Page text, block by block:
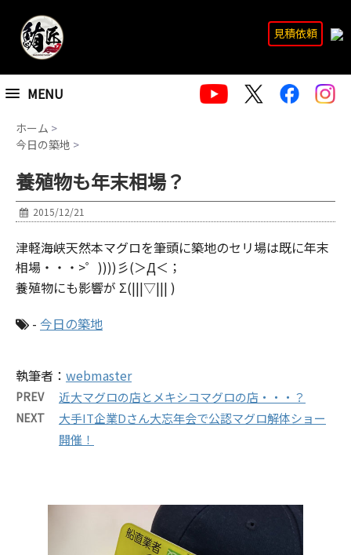
MENU
見積依頼
ホーム >
今日の築地 >
養殖物も年末相場？
2015/12/21
津軽海峡天然本マグロを筆頭に築地のセリ場は既に年末
相場・・・>゜))))彡(＞Д＜；
養殖物にも影響が Σ(|||▽||| )
- 今日の築地
執筆者： webmaster
PREV 近大マグロの店とメキシコマグロの店・・・？
NEXT
大手IT企業Dさん大忘年会で公認マグロ解体ショー
開催！